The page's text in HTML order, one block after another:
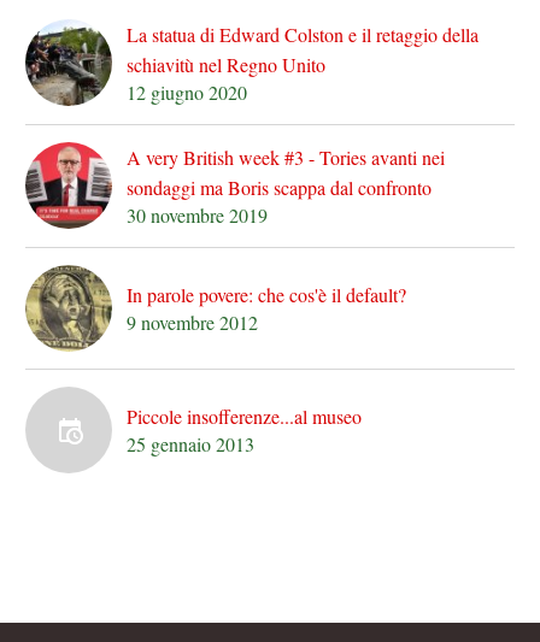
La statua di Edward Colston e il retaggio della
schiavitù nel Regno Unito
12 giugno 2020
A very British week #3 - Tories avanti nei
sondaggi ma Boris scappa dal confronto
30 novembre 2019
In parole povere: che cos'è il default?
9 novembre 2012
Piccole insofferenze...al museo
25 gennaio 2013